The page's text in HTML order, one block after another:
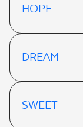
HOPE
DREAM
SWEET